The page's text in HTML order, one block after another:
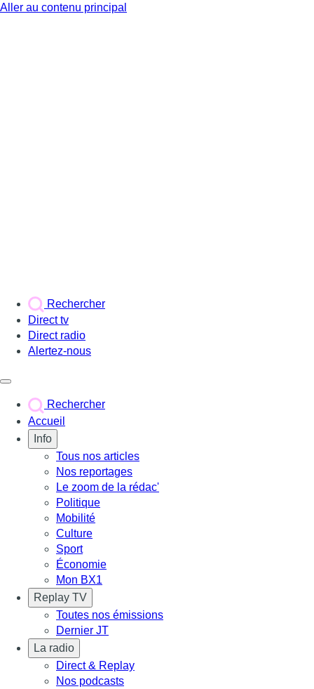
Aller au contenu principal
Rechercher
Direct tv
Direct radio
Alertez-nous
Rechercher
Accueil
Info
Tous nos articles
Nos reportages
Le zoom de la rédac'
Politique
Mobilité
Culture
Sport
Économie
Mon BX1
Replay TV
Toutes nos émissions
Dernier JT
La radio
Direct & Replay
Nos podcasts